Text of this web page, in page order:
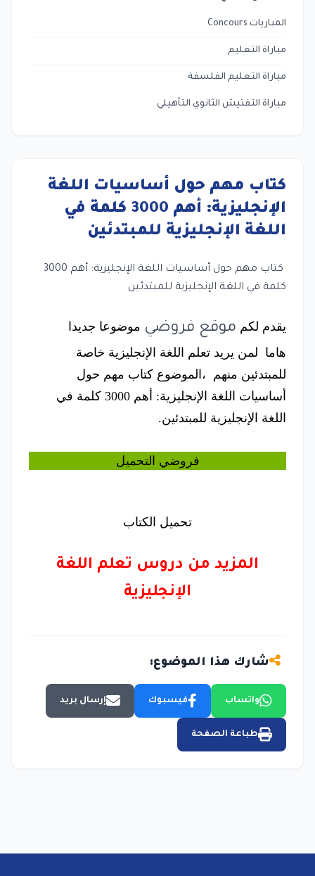
المباريات Concours
مباراة التعليم
مباراة التعليم الفلسفة
مباراة التفتيش الثانوي التأهيلي
كتاب مهم حول أساسيات اللغة
الإنجليزية: أهم 3000 كلمة في
اللغة الإنجليزية للمبتدئين
كتاب مهم حول أساسيات اللغة الإنجليزية: أهم 3000
كلمة في اللغة الإنجليزية للمبتدئين
يقدم لكم موقع فروضي موضوعا جديدا
هاما لمن يريد تعلم اللغة الإنجليزية خاصة
للمبتدئين منهم ،الموضوع كتاب مهم حول
أساسيات اللغة الإنجليزية: أهم 3000 كلمة في
اللغة الإنجليزية للمبتدئين.
فروضي التحميل
تحميل الكتاب
المزيد من دروس تعلم اللغة
الإنجليزية
شارك هذا الموضوع:
واتساب فيسبوك إرسال بريد
طباعة الصفحة